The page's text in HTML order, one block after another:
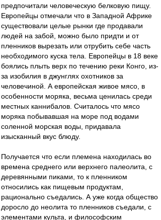
предпочитали человеческую белковую пищу.
Европейцы отмечали что в Западной Африке
существовали целые рынки где продавали
людей на забой, можно было придти и от
пленников вырезать или отрубить себе часть
необходимого куска тела. Европейцы в 18 веке
боялись плыть верх по течению реки Конго, из-
за изобилия в джунглях охотников за
человечиной. А европейская живое мясо, в
особенности моряка, весьма ценилась среди
местных каннибалов. Считалось что мясо
моряка побывавшая на море под водами
соленной морская воды, придавала
изысканный вкус блюду.
Получается что если племена находилась во
времена среднего или верхнего палеолита, с
деревянными пиками, то к пленником
относились как пищевым продуктам,
рационально съедались. А уже когда общество
доросло до неолита то пленников съедали, с
элементами культа, и философским